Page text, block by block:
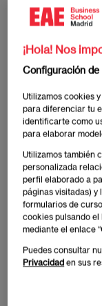
ES
Luis Lacalle
Imagen
¡Hola! Nos
Configuración de
Utilizamos cookies
para diferenciar tu
identificarte como
para elaborar
Utilizamos también
personalizada
perfil elaborado a
páginas visitadas) y
formularios de
cookies pulsando
mediante el enlace
Puedes consultar
Privacidad en sus